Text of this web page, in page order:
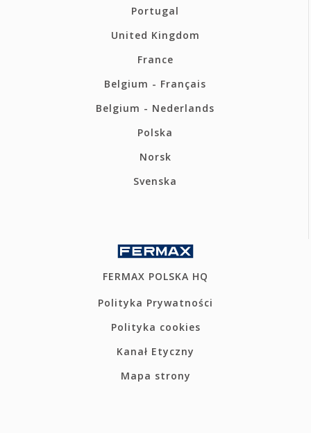
Portugal
United Kingdom
France
Belgium - Français
Belgium - Nederlands
Polska
Norsk
Svenska
FERMAX POLSKA HQ
Polityka Prywatności
Polityka cookies
Kanał Etyczny
Mapa strony